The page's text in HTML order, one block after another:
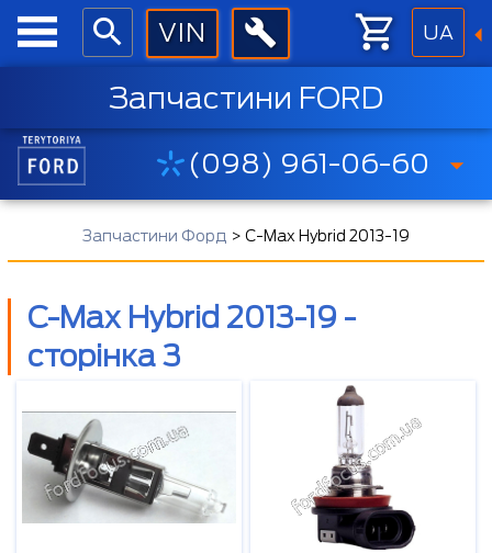
UA
Запчастини FORD
(098) 961-06-60
Запчастини Форд > C-Max Hybrid 2013-19
C-Max Hybrid 2013-19 -
сторінка 3